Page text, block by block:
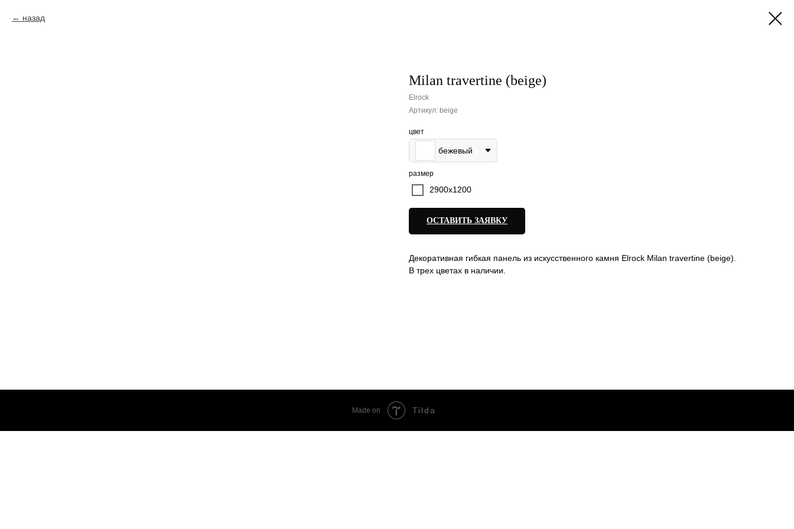
назад
Milan travertine (beige)
Elrock
Артикул: beige
цвет
бежевый
размер
2900х1200
ОСТАВИТЬ ЗАЯВКУ
Декоративная гибкая панель из искусственного камня Elrock Milan travertine (beige).
В трех цветах в наличии.
Made on Tilda